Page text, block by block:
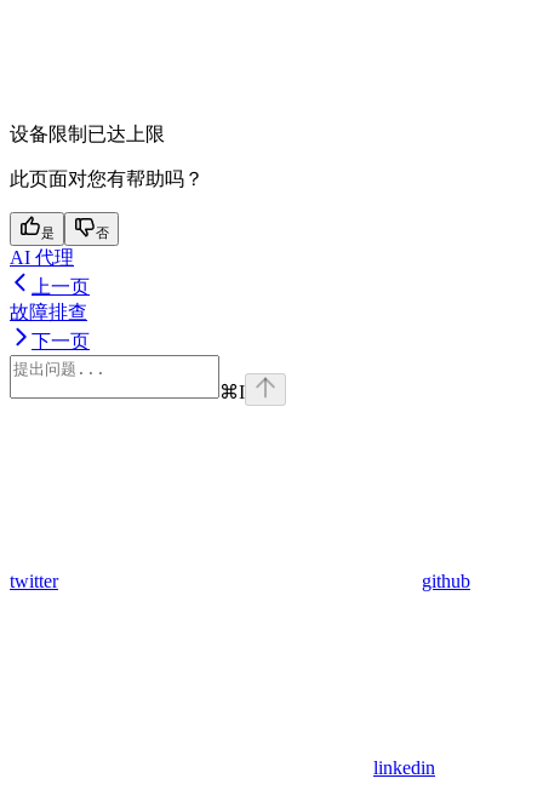
设备限制已达上限
此页面对您有帮助吗？
是 否
AI 代理
上一页
故障排查
下一页
⌘I
twitter github
linkedin